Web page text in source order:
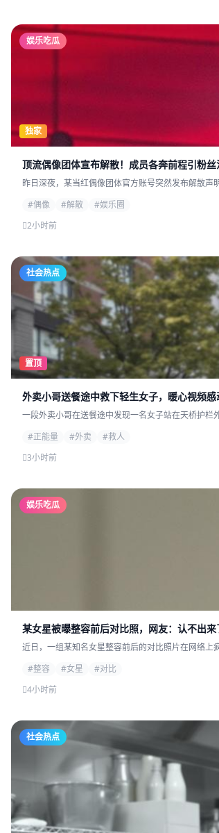
娱乐吃瓜
独家
顶流偶像团体宣布解散！成员各奔前程引粉丝
昨日深夜，某当红偶像团体官方账号突然发布解散
#偶像
#解散
#娱乐圈
2小时前
社会热点
置顶
外卖小哥送餐途中救下轻生女子，暖心视频感
一段外卖小哥在送餐途中发现一名女子站在天桥护
#正能量
#外卖
#救人
3小时前
娱乐吃瓜
某女星被曝整容前后对比照，网友：认不出来
近日，一组某知名女星整容前后的对比照片在网络
#整容
#女星
#对比
4小时前
社会热点